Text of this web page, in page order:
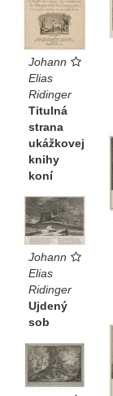
Johann
Elias
Ridinger
Titulná
strana
ukážkovej
knihy
koní
Johann
Elias
Ridinger
Ujdený
sob